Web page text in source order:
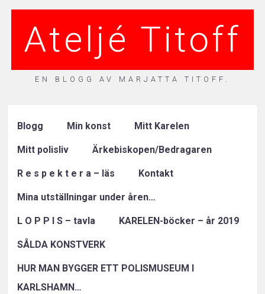
Ateljé Titoff
EN BLOGG AV MARJATTA TITOFF.
Blogg Min konst Mitt Karelen
Mitt polisliv Ärkebiskopen/Bedragaren
R e s p e k t e r a – läs Kontakt
Mina utställningar under åren…
L O P P I S – tavla KARELEN-böcker – år 2019
SÅLDA KONSTVERK
HUR MAN BYGGER ETT POLISMUSEUM I
KARLSHAMN…